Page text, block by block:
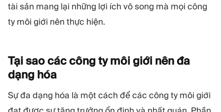
tài sản mang lại những lợi ích vô song mà mọi công
ty môi giới nên thực hiện.
Tại sao các công ty môi giới nên đa
dạng hóa
Sự đa dạng hóa là một cách để các công ty môi giới